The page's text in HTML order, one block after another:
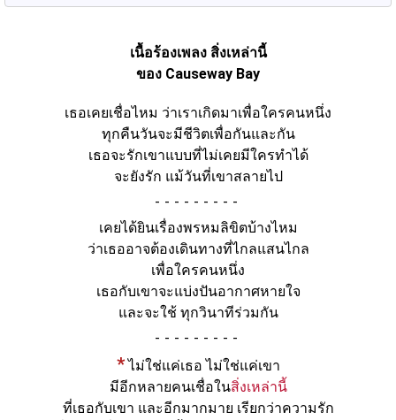
เนื้อร้องเพลง สิ่งเหล่านี้
ของ Causeway Bay
เธอเคยเชื่อไหม ว่าเราเกิดมาเพื่อใครคนหนึ่ง
ทุกคืนวันจะมีชีวิตเพื่อกันและกัน
เธอจะรักเขาแบบที่ไม่เคยมีใครทำได้
จะยังรัก แม้วันที่เขาสลายไป
-
เคยได้ยินเรื่องพรหมลิขิตบ้างไหม
ว่าเธออาจต้องเดินทางที่ไกลแสนไกล
เพื่อใครคนหนึ่ง
เธอกับเขาจะแบ่งปันอากาศหายใจ
และจะใช้ ทุกวินาทีร่วมกัน
-
*ไม่ใช่แค่เธอ ไม่ใช่แค่เขา
มีอีกหลายคนเชื่อในสิ่งเหล่านี้
ที่เธอกับเขา และอีกมากมาย เรียกว่าความรัก